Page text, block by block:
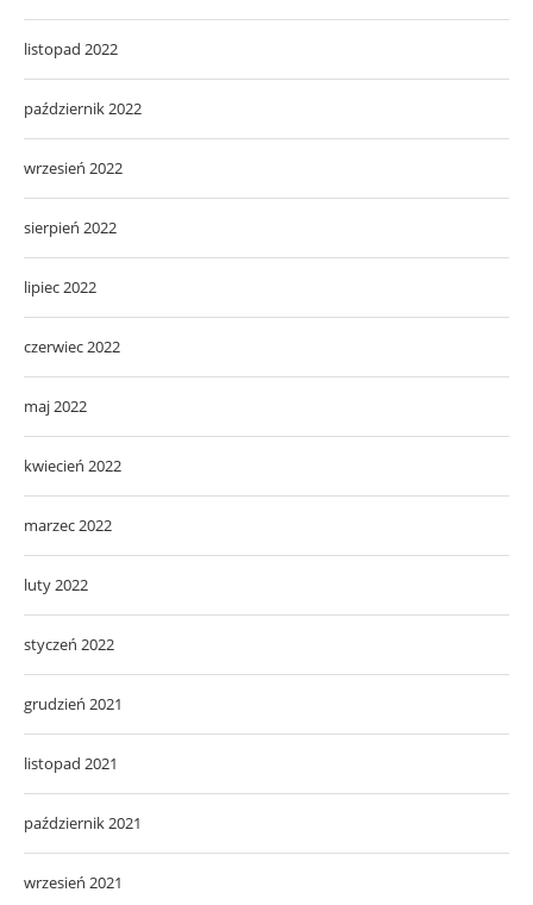
listopad 2022
październik 2022
wrzesień 2022
sierpień 2022
lipiec 2022
czerwiec 2022
maj 2022
kwiecień 2022
marzec 2022
luty 2022
styczeń 2022
grudzień 2021
listopad 2021
październik 2021
wrzesień 2021